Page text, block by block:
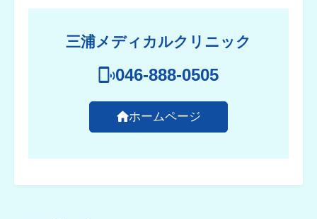
三浦メディカルクリニック
046-888-0505
ホームページ